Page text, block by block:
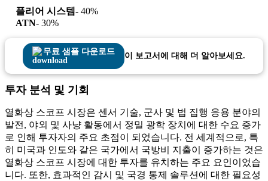
플리어 시스템- 40%
ATN- 30%
무료 샘플 다운로드 이 보고서에 대해 더 알아보세요.
투자 분석 및 기회
열화상 스코프 시장은 센서 기술, 군사 및 법 집행 응용 분야의
발전, 야외 및 사냥 활동에서 정밀 광학 장치에 대한 수요 증가
로 인해 투자자의 주요 초점이 되었습니다. 전 세계적으로, 특
히 미국과 인도와 같은 국가에서 국방비 지출이 증가하는 것은
열화상 스코프 시장에 대한 투자를 유치하는 주요 요인이었습
니다. 또한, 효과적인 감시 및 국경 통제 솔루션에 대한 필요성